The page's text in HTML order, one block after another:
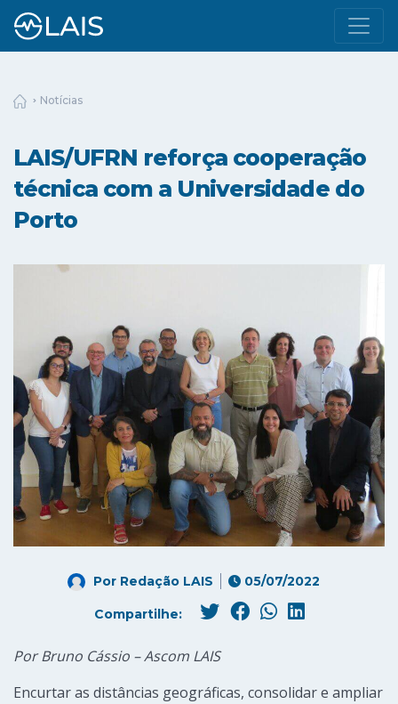
Notícias
LAIS/UFRN reforça cooperação
técnica com a Universidade do
Porto
Por Redação LAIS 05/07/2022
Compartilhe:
Por Bruno Cássio – Ascom LAIS
Encurtar as distâncias geográficas, consolidar e ampliar